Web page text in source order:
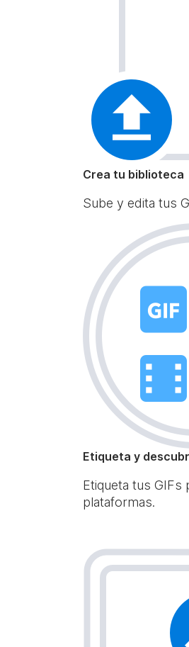
Crea tu biblioteca
Sube y edita tus
Etiqueta y
Etiqueta tus
plataformas.